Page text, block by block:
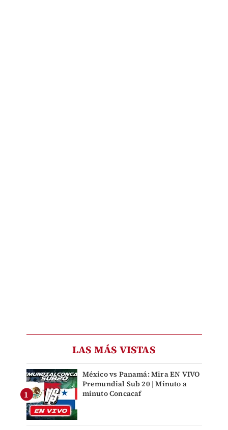
LAS MÁS VISTAS
México vs Panamá: Mira EN VIVO
Premundial Sub 20 | Minuto a
minuto Concacaf